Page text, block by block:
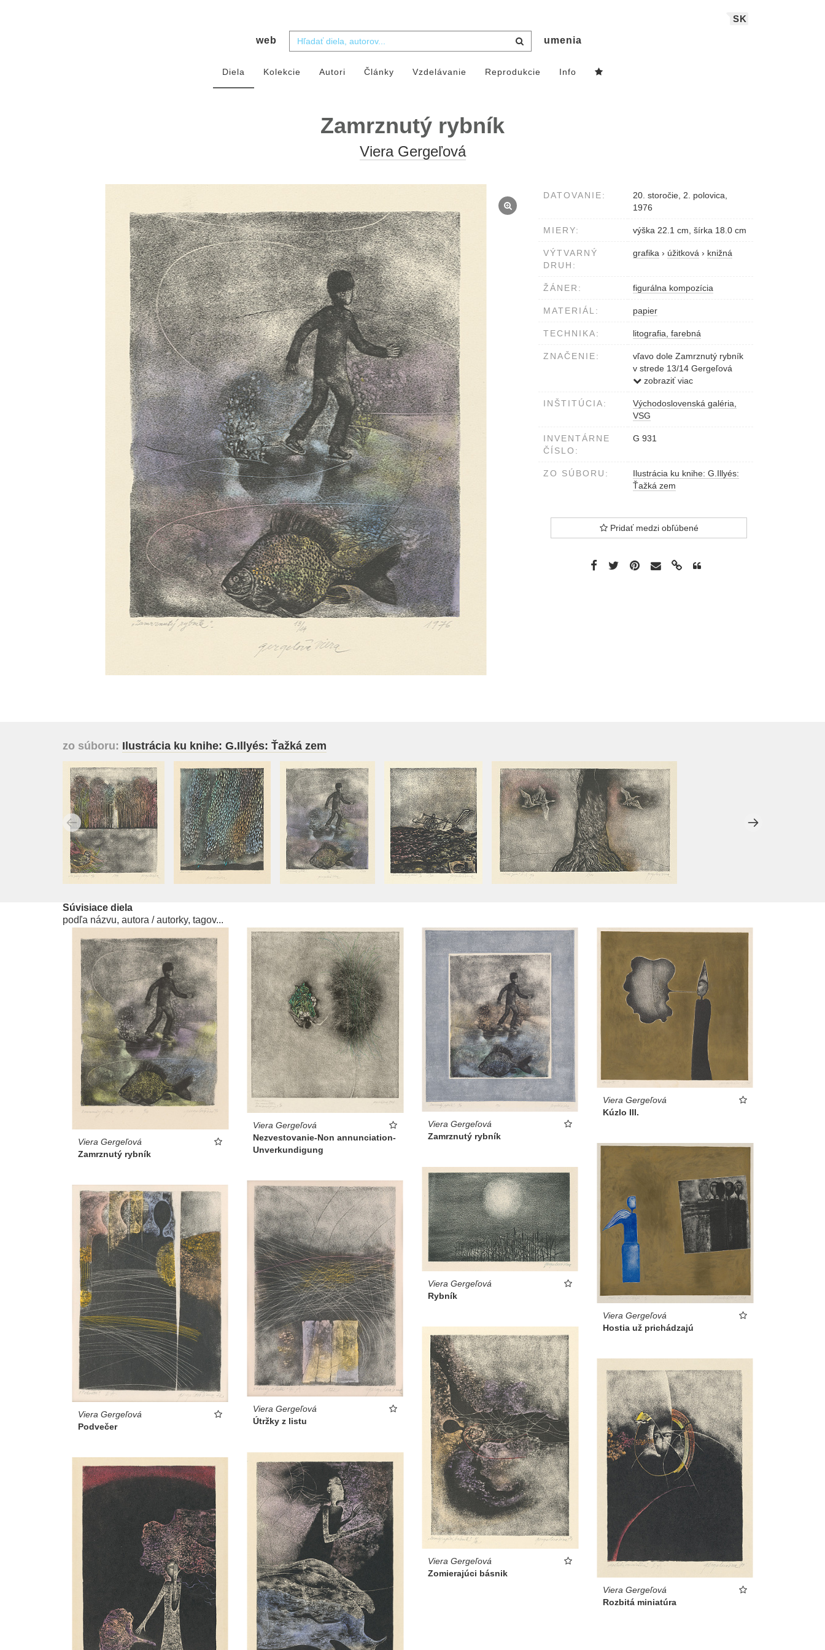
SK
web umenia
Diela Kolekcie Autori Články Vzdelávanie Reprodukcie Info
Zamrznutý rybník
Viera Gergeľová
DATOVANIE:
20. storočie, 2. polovica,
1976
MIERY: výška 22.1 cm, šírka 18.0 cm
VÝTVARNÝ
DRUH:
grafika › úžitková › knižná
ŽÁNER: figurálna kompozícia
MATERIÁL: papier
TECHNIKA: litografia, farebná
ZNAČENIE:
vľavo dole Zamrznutý rybník
v strede 13/14 Gergeľová
Vierazobraziť viac
INŠTITÚCIA:
Východoslovenská galéria,
VSG
INVENTÁRNE
ČÍSLO:
G 931
ZO SÚBORU:
Ilustrácia ku knihe: G.Illyés:
Ťažká zem
Pridať medzi obľúbené
zo súboru: Ilustrácia ku knihe: G.Illyés: Ťažká zem
Súvisiace diela
podľa názvu, autora / autorky, tagov...
Viera Gergeľová
Zamrznutý rybník
Viera Gergeľová
Nezvestovanie-Non annunciation-
Unverkundigung
Viera Gergeľová
Zamrznutý rybník
Viera Gergeľová
Kúzlo III.
Viera Gergeľová
Hostia už prichádzajú
Viera Gergeľová
Rybník
Viera Gergeľová
Útržky z listu
Viera Gergeľová
Podvečer
Viera Gergeľová
Zomierajúci básnik
Viera Gergeľová
Rozbitá miniatúra